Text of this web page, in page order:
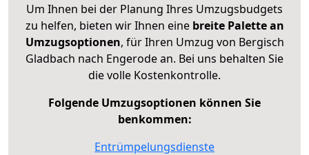
Um Ihnen bei der Planung Ihres Umzugsbudgets
zu helfen, bieten wir Ihnen eine breite Palette an
Umzugsoptionen, für Ihren Umzug von Bergisch
Gladbach nach Engerode an. Bei uns behalten Sie
die volle Kostenkontrolle.
Folgende Umzugsoptionen können Sie
benkommen:
Entrümpelungsdienste